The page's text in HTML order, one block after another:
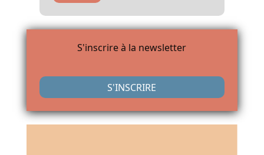
S'inscrire à la newsletter
S'INSCRIRE